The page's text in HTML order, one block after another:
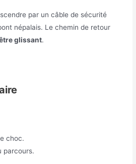
par un câble de sécurité
népalais. Le chemin de retour
glissant.
choc.
parcours.